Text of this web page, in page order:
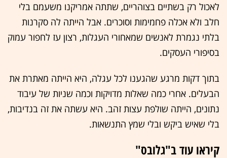
לאכול רק בשתיים בצוהריים, שתתה אמריקנו משעמם בלי
חלב ולא אכלה פחמימות וסוכרים. אבל הייתה לה סקרנות
בלתי נגמרת לאנשים שמאחורי העגלות, רצון עז לחפור עמוק
בסיפורי העסקים.
בתוך דקות מרגע שהגענו לכל עגלה, היא הייתה מאתרת את
הבעלים. אחרי כמה שאלות מדויקות וכמה שניות של עיבוד
נתונים, הייתה שולפת עצות זהב. היא עשתה את זה בנדיבות,
בלי שאיש ביקש ובלי שמץ התנשאות.
קיראו עוד ב"גלובס"